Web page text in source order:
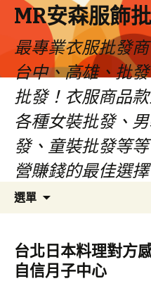
MR安森服飾
最專業衣服批發
台中、高雄、批
批發！衣服商品
各種女裝批發、
發、童裝批發等
營賺錢的最佳選擇
選單
容
區
台北日本料理對方
自信月子中心